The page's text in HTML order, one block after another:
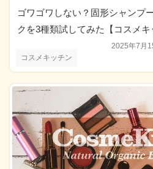
コスメキッチン
2025年7月
ゴワゴワしない？固形シャンプ
クを3種類試してみた【コスメキ